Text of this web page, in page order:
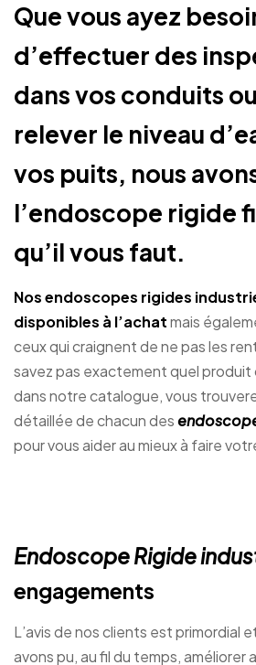
Que vous ayez
d’effectuer des
dans vos conduits
relever le niveau
vos puits, nous
l’endoscope rigide
qu’il vous faut.
Nos endoscopes rigides
disponibles à l’achatmais
ceux qui craignent de ne pas les
savez pas exactement quel produit
dans notre catalogue, vous
détaillée de chacun des
pour vous aider au mieux à faire
Endoscope Rigide
engagements
L’avis de nos clients est primordial
avons pu, au fil du temps, améliorer